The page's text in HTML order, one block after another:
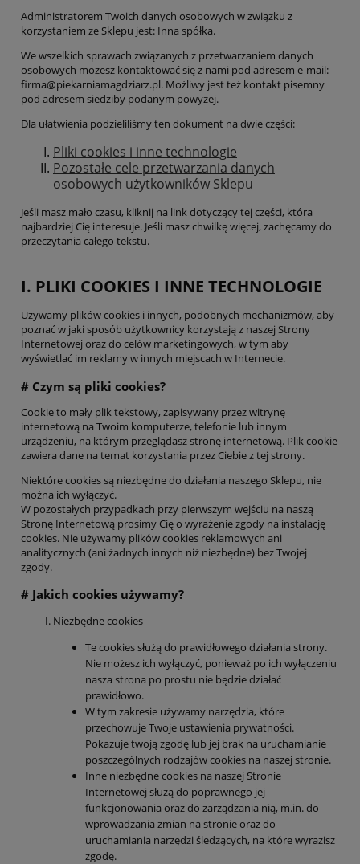
Administratorem Twoich danych osobowych w związku z
korzystaniem ze Sklepu jest: Inna spółka.
We wszelkich sprawach związanych z przetwarzaniem danych
osobowych możesz kontaktować się z nami pod adresem e-mail:
firma@piekarniamagdziarz.pl. Możliwy jest też kontakt pisemny
pod adresem siedziby podanym powyżej.
Dla ułatwienia podzieliliśmy ten dokument na dwie części:
Pliki cookies i inne technologie
Pozostałe cele przetwarzania danych
osobowych użytkowników Sklepu
Jeśli masz mało czasu, kliknij na link dotyczący tej części, która
najbardziej Cię interesuje. Jeśli masz chwilkę więcej, zachęcamy do
przeczytania całego tekstu.
I. PLIKI COOKIES I INNE TECHNOLOGIE
Używamy plików cookies i innych, podobnych mechanizmów, aby
poznać w jaki sposób użytkownicy korzystają z naszej Strony
Internetowej oraz do celów marketingowych, w tym aby
wyświetlać im reklamy w innych miejscach w Internecie.
# Czym są pliki cookies?
Cookie to mały plik tekstowy, zapisywany przez witrynę
internetową na Twoim komputerze, telefonie lub innym
urządzeniu, na którym przeglądasz stronę internetową. Plik cookie
zawiera dane na temat korzystania przez Ciebie z tej strony.
Niektóre cookies są niezbędne do działania naszego Sklepu, nie
można ich wyłączyć.
W pozostałych przypadkach przy pierwszym wejściu na naszą
Stronę Internetową prosimy Cię o wyrażenie zgody na instalację
cookies. Nie używamy plików cookies reklamowych ani
analitycznych (ani żadnych innych niż niezbędne) bez Twojej
zgody.
# Jakich cookies używamy?
Niezbędne cookies
Te cookies służą do prawidłowego działania strony.
Nie możesz ich wyłączyć, ponieważ po ich wyłączeniu
nasza strona po prostu nie będzie działać
prawidłowo.
W tym zakresie używamy narzędzia, które
przechowuje Twoje ustawienia prywatności.
Pokazuje twoją zgodę lub jej brak na uruchamianie
poszczególnych rodzajów cookies na naszej stronie.
Inne niezbędne cookies na naszej Stronie
Internetowej służą do poprawnego jej
funkcjonowania oraz do zarządzania nią, m.in. do
wprowadzania zmian na stronie oraz do
uruchamiania narzędzi śledzących, na które wyrazisz
zgodę.